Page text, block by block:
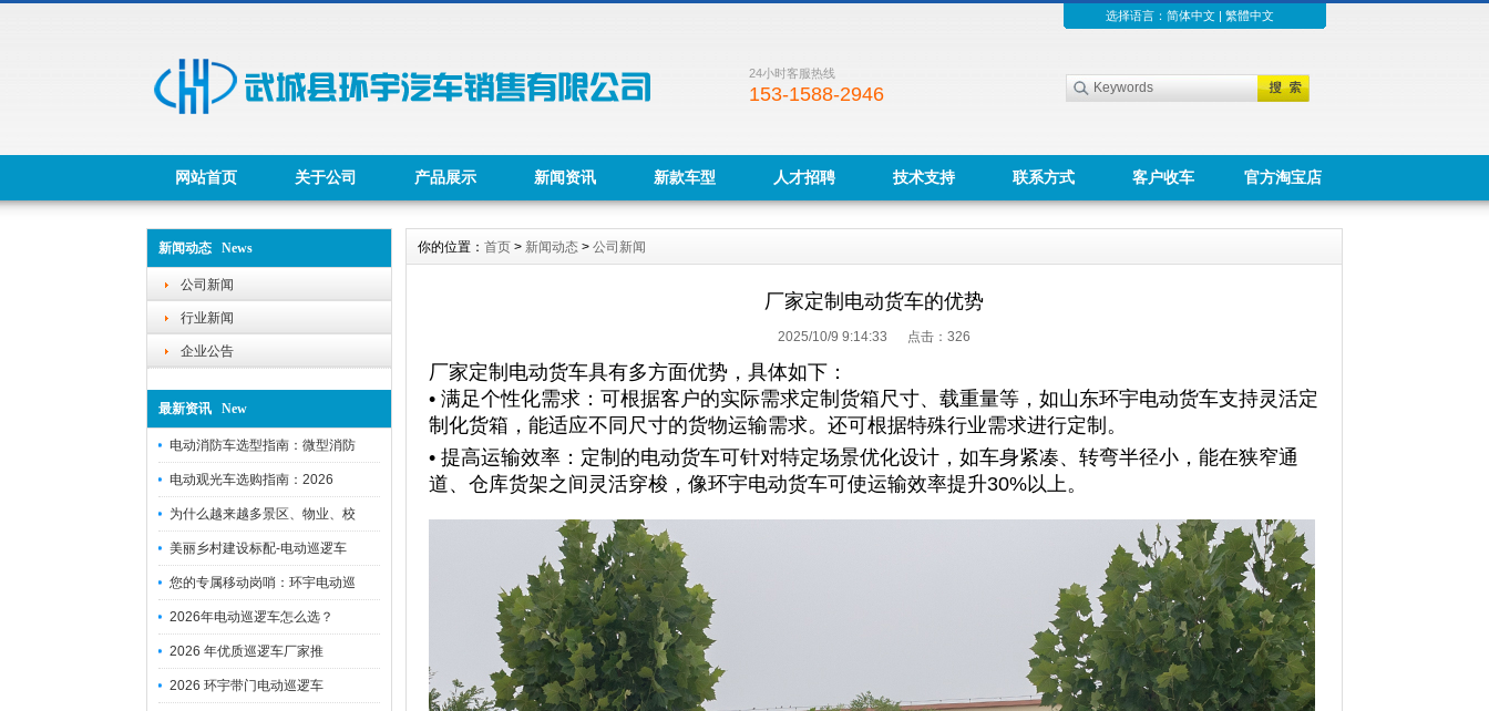
选择语言： 简体中文| 繁體中文
24小时客服热线
153-1588-2946
网站首页 关于公司 产品展示 新闻资讯 新款车型 人才招聘 技术支持 联系方式 客户收车 官方淘宝店
新闻动态 News
公司新闻
行业新闻
企业公告
最新资讯 New
电动消防车选型指南：微型消防
电动观光车选购指南：2026
为什么越来越多景区、物业、校
美丽乡村建设标配-电动巡逻车
您的专属移动岗哨：环宇电动巡
2026年电动巡逻车怎么选？
2026 年优质巡逻车厂家推
2026 环宇带门电动巡逻车
你的位置： 首页 > 新闻动态 > 公司新闻
厂家定制电动货车的优势
2025/10/9 9:14:33 点击： 326
厂家定制电动货车具有多方面优势，具体如下：
• 满足个性化需求：可根据客户的实际需求定制货箱尺寸、载重量等，如山东环宇电动货车支持灵活定
制化货箱，能适应不同尺寸的货物运输需求。还可根据特殊行业需求进行定制。
• 提高运输效率：定制的电动货车可针对特定场景优化设计，如车身紧凑、转弯半径小，能在狭窄通
道、仓库货架之间灵活穿梭，像环宇电动货车可使运输效率提升30%以上。